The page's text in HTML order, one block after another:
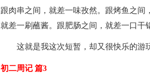
跟肉串之间，就差一味孜然。跟烤鱼之间
就差一刷蘸酱。跟肥肠之间，就差一口干
这就是我这次短暂，却又很快乐的游
初二周记 篇3